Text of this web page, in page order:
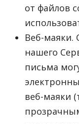
от файлов
Веб-маяки.
нашего
письма
веб-маяки